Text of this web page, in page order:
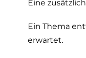
Eine
Ein Thema
erwartet.